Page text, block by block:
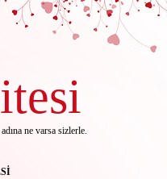
ne varsa sizlerle.